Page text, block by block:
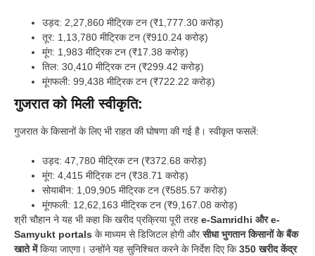
उड़द: 2,27,860 मीट्रिक टन (₹1,777.30 करोड़)
तूर: 1,13,780 मीट्रिक टन (₹910.24 करोड़)
मूंग: 1,983 मीट्रिक टन (₹17.38 करोड़)
तिल: 30,410 मीट्रिक टन (₹299.42 करोड़)
मूंगफली: 99,438 मीट्रिक टन (₹722.22 करोड़)
गुजरात को मिली स्वीकृति:
गुजरात के किसानों के लिए भी राहत की घोषणा की गई है। स्वीकृत फसलें:
उड़द: 47,780 मीट्रिक टन (₹372.68 करोड़)
मूंग: 4,415 मीट्रिक टन (₹38.71 करोड़)
सोयाबीन: 1,09,905 मीट्रिक टन (₹585.57 करोड़)
मूंगफली: 12,62,163 मीट्रिक टन (₹9,167.08 करोड़)
श्री चौहान ने यह भी कहा कि खरीद प्रक्रिया पूरी तरह e-Samridhi और e-
Samyukt portals के माध्यम से डिजिटल होगी औरसीधा भुगतान किसानों के बैंक
खाते मेंकिया जाएगा। उन्होंने यह सुनिश्चित करने के निर्देश दिए कि350 खरीद केंद्र